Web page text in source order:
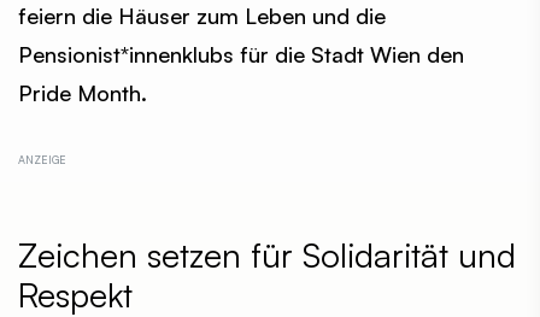
feiern die Häuser zum Leben und die
Pensionist*innenklubs für die Stadt Wien den
Pride Month.
Zeichen setzen für Solidarität und
Respekt